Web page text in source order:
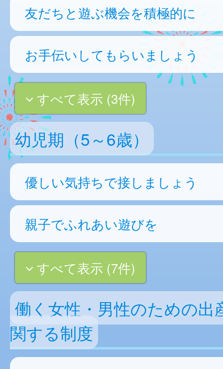
友だちと遊ぶ機会を積極的に
お手伝いしてもらいましょう
すべて表示 (3件)
幼児期（5～6歳）
優しい気持ちで接しましょう
親子でふれあい遊びを
すべて表示 (7件)
働く女性・男性のための出
関する制度